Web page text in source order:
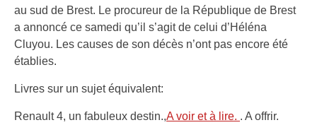
au sud de Brest. Le procureur de la République de Brest
a annoncé ce samedi qu’il s’agit de celui d’Héléna
Cluyou. Les causes de son décès n’ont pas encore été
établies.
Livres sur un sujet équivalent:
Renault 4, un fabuleux destin.,A voir et à lire. . A offrir.